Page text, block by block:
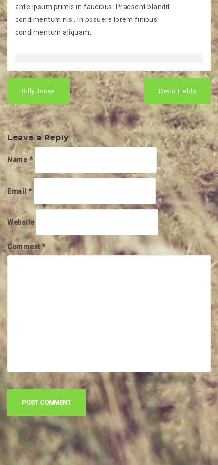
ante ipsum primis in faucibus. Praesent blandit
condimentum nisi. In posuere lorem finibus
condimentum aliquam.
navigation
Billy Jones David Fields
Leave a Reply
Name*
Email *
Website
Comment*